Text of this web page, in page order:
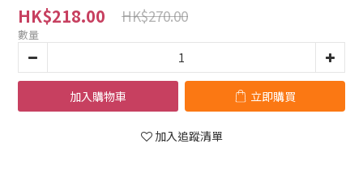
HK$218.00 HK$270.00
數量
加入購物車 立即購買
加入追蹤清單